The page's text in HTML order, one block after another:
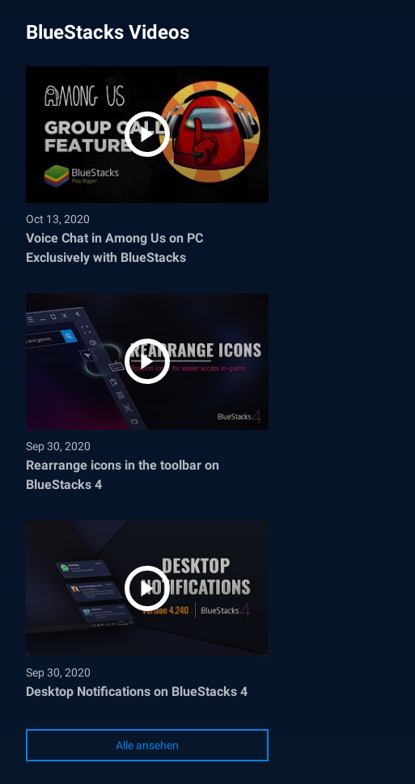
BlueStacks Videos
Oct 13, 2020
Voice Chat in Among Us on PC
Exclusively with BlueStacks
Sep 30, 2020
Rearrange icons in the toolbar on
BlueStacks 4
Sep 30, 2020
Desktop Notifications on BlueStacks 4
Alle ansehen